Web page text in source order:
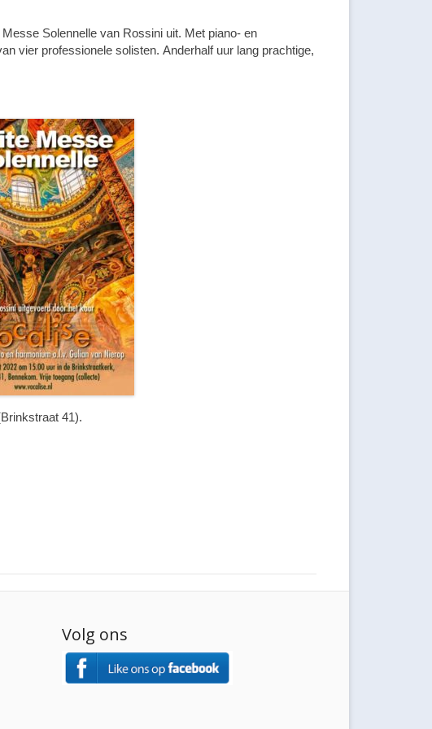
Solennelle van Rossini uit. Met piano- en
vier professionele solisten. Anderhalf uur lang prachtige,
41).
Volg ons